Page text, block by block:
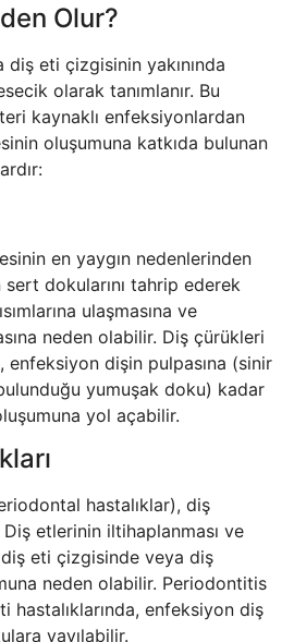
Olur?
eti çizgisinin yakınında
olarak tanımlanır. Bu
kaynaklı enfeksiyonlardan
oluşumuna katkıda bulunan
en yaygın nedenlerinden
dokularını tahrip ederek
ulaşmasına ve
neden olabilir. Diş çürükleri
dişin pulpasına (sinir
yumuşak doku) kadar
yol açabilir.
hastalıklar), diş
etlerinin iltihaplanması ve
eti çizgisinde veya diş
neden olabilir. Periodontitis
hastalıklarında, enfeksiyon diş
yayılabilir.